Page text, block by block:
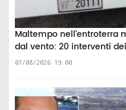
Maltempo nell’entroterra
dal vento: 20 interventi
07/08/2026 19:00